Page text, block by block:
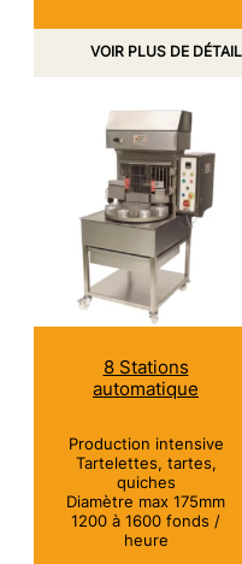
VOIR PLUS DE DÉTAIL
8 Stations
automatique
Production intensive
Tartelettes, tartes,
quiches
Diamètre max 175mm
1200 à 1600 fonds /
heure